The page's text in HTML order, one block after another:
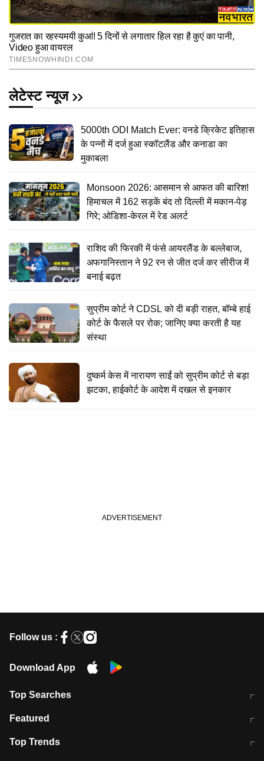
लेटेस्ट न्यूज
5000th ODI Match Ever: वनडे क्रिकेट इतिहास
के पन्नों में दर्ज हुआ स्कॉटलैंड और कनाडा का
मुकाबला
Monsoon 2026: आसमान से आफत की बारिश!
हिमाचल में 162 सड़कें बंद तो दिल्ली में मकान-पेड़
गिरे; ओडिशा-केरल में रेड अलर्ट
राशिद की फिरकी में फंसे आयरलैंड के बल्लेबाज,
अफगानिस्तान ने 92 रन से जीत दर्ज कर सीरीज में
बनाई बढ़त
सुप्रीम कोर्ट ने CDSL को दी बड़ी राहत, बॉम्बे हाई
कोर्ट के फैसले पर रोक; जानिए क्या करती है यह
संस्था
दुष्कर्म केस में नारायण साईं को सुप्रीम कोर्ट से बड़ा
झटका, हाईकोर्ट के आदेश में दखल से इनकार
Follow us :
Download App
Top Searches
मुंबई में लगे 'जेन जी' के पोस्टर, लिखा- 'मैं
Featured
10 अगस्त को विधानसभा का घेराव करेंगे
Top Trends